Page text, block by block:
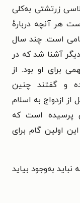
زرتشتی به‌کلی
هر آنچه دربارهٔ
است. چند سال
آشنا شد که در
برای او بود. از
و گفتند چنین
از ازدواج به اسلام
پرسیده است که
اولین گام برای
به‌وجود بیاید